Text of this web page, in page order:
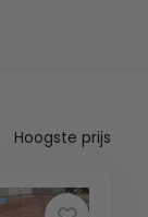
Hoogste prijs